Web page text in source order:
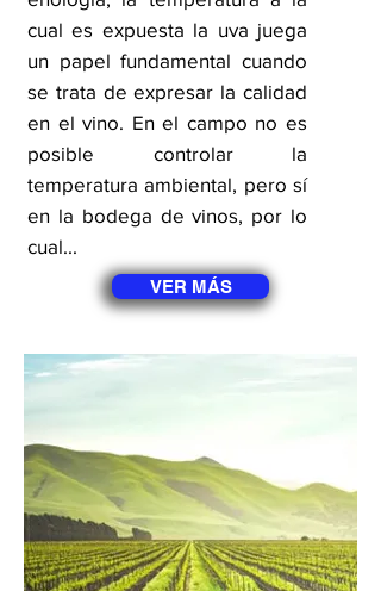
cual es expuesta la uva juega
un papel fundamental cuando
se trata de expresar la calidad
en el vino. En el campo no es
posible controlar la
temperatura ambiental, pero sí
en la bodega de vinos, por lo
cual...
VER MÁS